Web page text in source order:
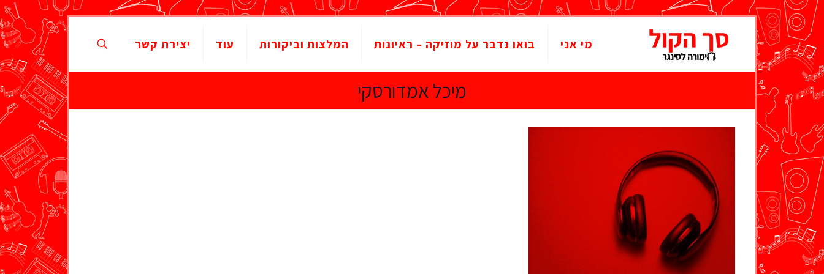
מי אני בואו נדבר על מוזיקה – ראיונות המלצות וביקורות עוד יצירת קשר
מיכל אמדורסקי